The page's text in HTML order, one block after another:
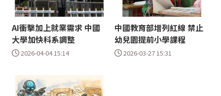
AI衝擊加上就業需求 中國
大學加快科系調整
2026-04-04 15:14
中國教育部增列紅線 禁止
幼兒園提前小學課程
2026-03-27 15:31